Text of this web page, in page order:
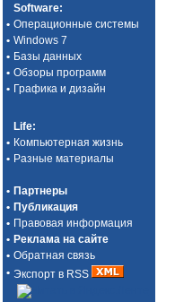
Software:
• Операционные системы
• Windows 7
• Базы данных
• Обзоры программ
• Графика и дизайн
Life:
• Компьютерная жизнь
• Разные материалы
• Партнеры
• Публикация
• Правовая информация
• Реклама на сайте
• Обратная связь
• Экспорт в RSS